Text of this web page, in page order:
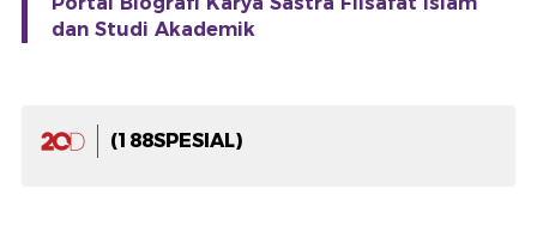
dan Studi Akademik
(188SPESIAL)